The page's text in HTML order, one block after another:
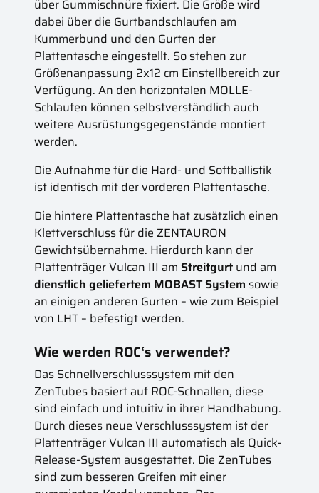
über Gummischnüre fixiert. Die Größe wird
dabei über die Gurtbandschlaufen am
Kummerbund und den Gurten der
Plattentasche eingestellt. So stehen zur
Größenanpassung 2x12 cm Einstellbereich zur
Verfügung. An den horizontalen MOLLE-
Schlaufen können selbstverständlich auch
weitere Ausrüstungsgegenstände montiert
werden.
Die Aufnahme für die Hard- und Softballistik
ist identisch mit der vorderen Plattentasche.
Die hintere Plattentasche hat zusätzlich einen
Klettverschluss für die ZENTAURON
Gewichtsübernahme. Hierdurch kann der
Plattenträger Vulcan III amStreitgurt und am
dienstlich geliefertem MOBAST System sowie
an einigen anderen Gurten – wie zum Beispiel
von LHT – befestigt werden.
Wie werden ROC‘s verwendet?
Das Schnellverschlusssystem mit den
ZenTubes basiert auf ROC-Schnallen, diese
sind einfach und intuitiv in ihrer Handhabung.
Durch dieses neue Verschlusssystem ist der
Plattenträger Vulcan III automatisch als Quick-
Release-System ausgestattet. Die ZenTubes
sind zum besseren Greifen mit einer